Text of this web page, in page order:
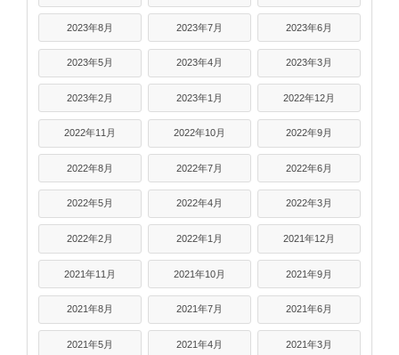
2023年8月 2023年7月 2023年6月
2023年5月 2023年4月 2023年3月
2023年2月 2023年1月 2022年12月
2022年11月 2022年10月 2022年9月
2022年8月 2022年7月 2022年6月
2022年5月 2022年4月 2022年3月
2022年2月 2022年1月 2021年12月
2021年11月 2021年10月 2021年9月
2021年8月 2021年7月 2021年6月
2021年5月 2021年4月 2021年3月